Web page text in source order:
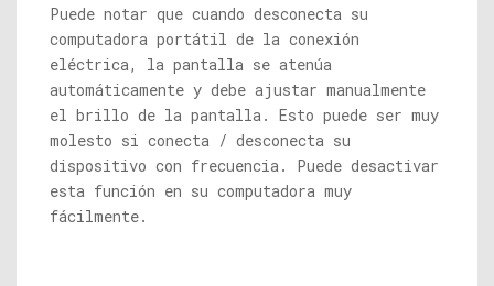
Puede notar que cuando desconecta su
computadora portátil de la conexión
eléctrica, la pantalla se atenúa
automáticamente y debe ajustar manualmente
el brillo de la pantalla. Esto puede ser muy
molesto si conecta / desconecta su
dispositivo con frecuencia. Puede desactivar
esta función en su computadora muy
fácilmente.